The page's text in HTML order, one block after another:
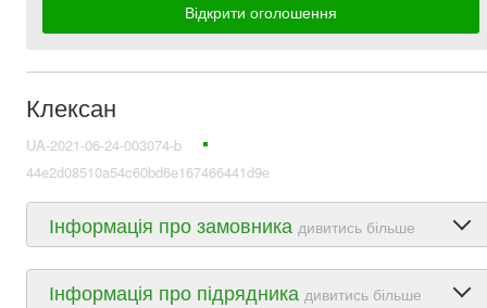
Відкрити оголошення
Клексан
UA-2021-06-24-003074-b
44e2d08510a54c60bd6e167466441d9e
Інформація про замовника дивитись більше
Інформація про підрядника дивитись більше